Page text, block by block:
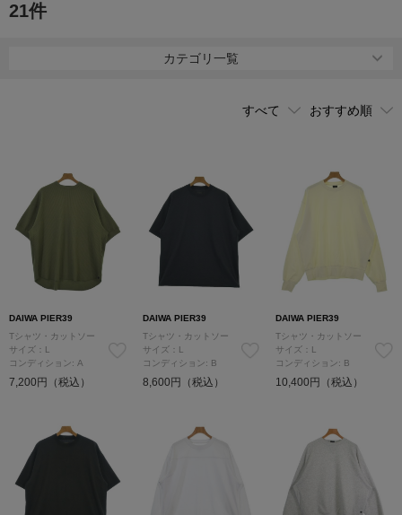
21件
カテゴリ一覧
DAIWA PIER39
Tシャツ・カットソー
サイズ：L
コンディション: A
7,200円（税込）
DAIWA PIER39
Tシャツ・カットソー
サイズ：L
コンディション: B
8,600円（税込）
DAIWA PIER39
Tシャツ・カットソー
サイズ：L
コンディション: B
10,400円（税込）